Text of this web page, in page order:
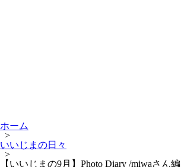
ホーム
>
いいじまの日々
>
【いいじまの9月】Photo Diary /miwaさん編